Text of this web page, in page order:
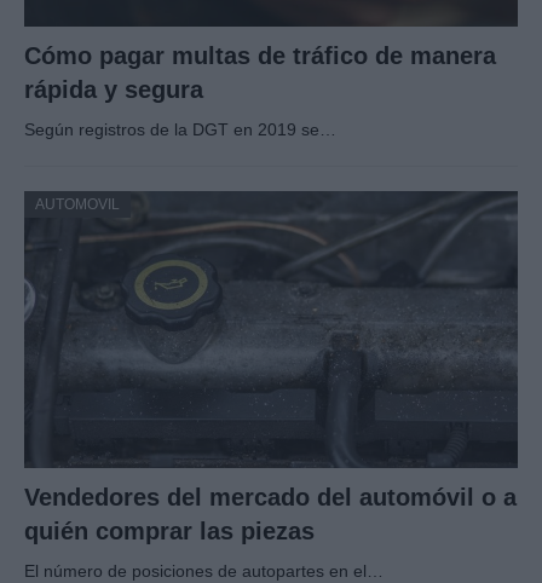
Cómo pagar multas de tráfico de manera
rápida y segura
Según registros de la DGT en 2019 se…
AUTOMOVIL
Vendedores del mercado del automóvil o a
quién comprar las piezas
El número de posiciones de autopartes en el…